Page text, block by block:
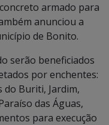
armado para
anunciou a
de Bonito.
serão beneficiados
por enchentes:
do Buriti, Jardim,
das Águas,
para execução